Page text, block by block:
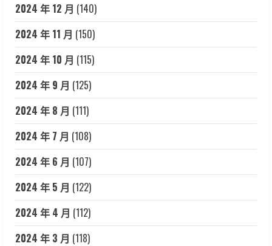
2024 年 12 月 (140)
2024 年 11 月 (150)
2024 年 10 月 (115)
2024 年 9 月 (125)
2024 年 8 月 (111)
2024 年 7 月 (108)
2024 年 6 月 (107)
2024 年 5 月 (122)
2024 年 4 月 (112)
2024 年 3 月 (118)